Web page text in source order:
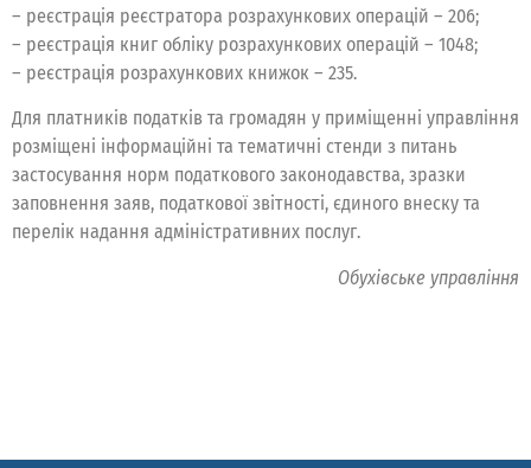
– реєстрація реєстратора розрахункових операцій – 206;
– реєстрація книг обліку розрахункових операцій – 1048;
– реєстрація розрахункових книжок – 235.
Для платників податків та громадян у приміщенні управління
розміщені інформаційні та тематичні стенди з питань
застосування норм податкового законодавства, зразки
заповнення заяв, податкової звітності, єдиного внеску та
перелік надання адміністративних послуг.
Обухівське управління